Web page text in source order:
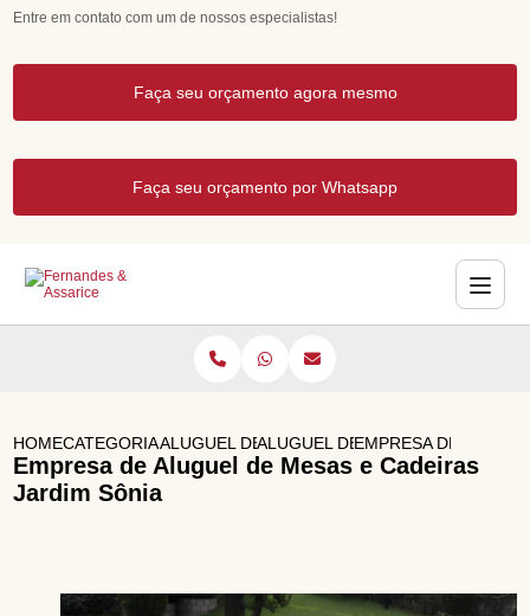
Entre em contato com um de nossos especialistas!
Faça seu orçamento agora mesmo
Faça seu orçamento por Whatsapp
HOMECATEGORIASALUGUEL DE MESAS E CADEIRAS PARA
ALUGUEL DE MESA E CADEIRA
EMPRESA DE
Empresa de Aluguel de Mesas e Cadeiras
Jardim Sônia